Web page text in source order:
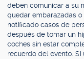
deben comunicar a su
quedar embarazadas
notificado casos de
después de tomar un
coches sin estar
recuerdo del evento.